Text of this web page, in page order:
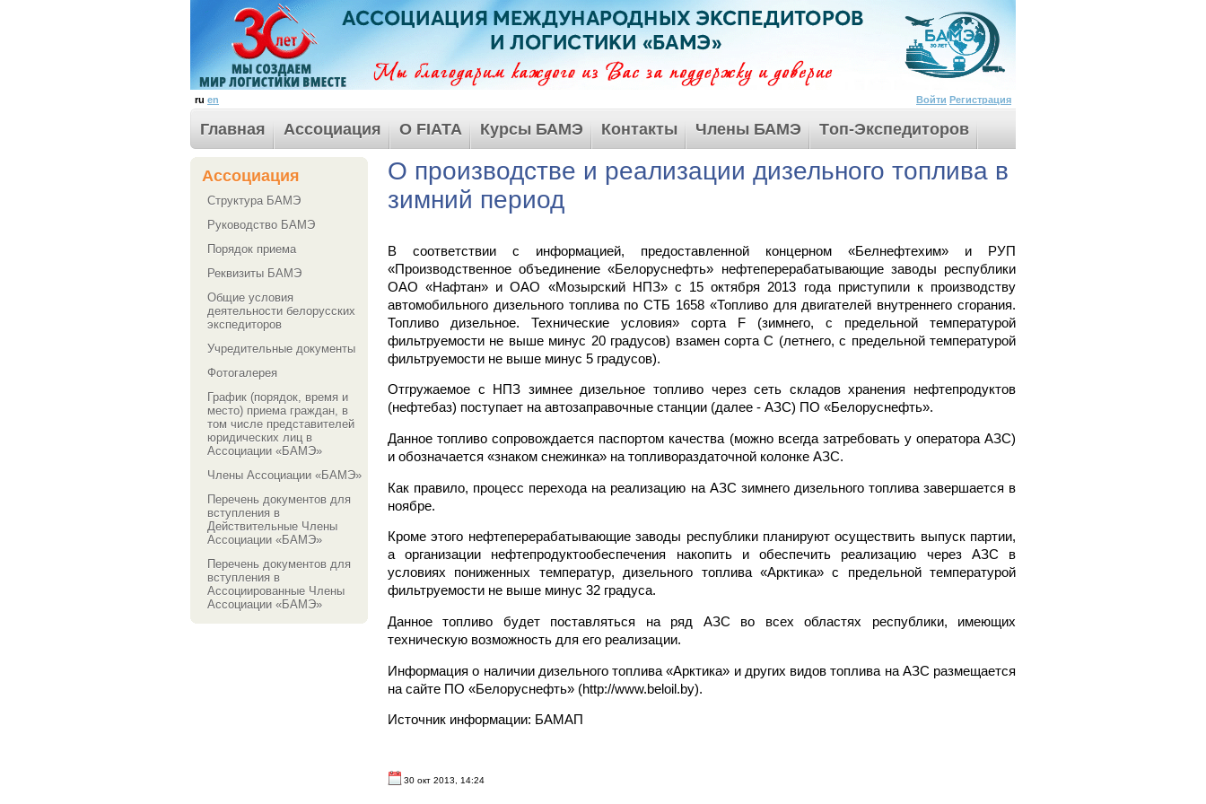
ru en Войти Регистрация
Главная Ассоциация О FIATA Курсы БАМЭ Контакты Члены БАМЭ Tоп-Экспедиторов
Ассоциация
Структура БАМЭ
Руководство БАМЭ
Порядок приема
Реквизиты БАМЭ
Общие условия
деятельности белорусских
экспедиторов
Учредительные документы
Фотогалерея
График (порядок, время и
место) приема граждан, в
том числе представителей
юридических лиц в
Ассоциации «БАМЭ»
Члены Ассоциации «БАМЭ»
Перечень документов для
вступления в
Действительные Члены
Ассоциации «БАМЭ»
Перечень документов для
вступления в
Ассоциированные Члены
Ассоциации «БАМЭ»
О производстве и реализации дизельного топлива в
зимний период
В соответствии с информацией, предоставленной концерном «Белнефтехим» и РУП
«Производственное объединение «Белоруснефть» нефтеперерабатывающие заводы республики
ОАО «Нафтан» и ОАО «Мозырский НПЗ» с 15 октября 2013 года приступили к производству
автомобильного дизельного топлива по СТБ 1658 «Топливо для двигателей внутреннего сгорания.
Топливо дизельное. Технические условия» сорта F (зимнего, с предельной температурой
фильтруемости не выше минус 20 градусов) взамен сорта С (летнего, с предельной температурой
фильтруемости не выше минус 5 градусов).
Отгружаемое с НПЗ зимнее дизельное топливо через сеть складов хранения нефтепродуктов
(нефтебаз) поступает на автозаправочные станции (далее - АЗС) ПО «Белоруснефть».
Данное топливо сопровождается паспортом качества (можно всегда затребовать у оператора АЗС)
и обозначается «знаком снежинка» на топливораздаточной колонке АЗС.
Как правило, процесс перехода на реализацию на АЗС зимнего дизельного топлива завершается в
ноябре.
Кроме этого нефтеперерабатывающие заводы республики планируют осуществить выпуск партии,
а организации нефтепродуктообеспечения накопить и обеспечить реализацию через АЗС в
условиях пониженных температур, дизельного топлива «Арктика» с предельной температурой
фильтруемости не выше минус 32 градуса.
Данное топливо будет поставляться на ряд АЗС во всех областях республики, имеющих
техническую возможность для его реализации.
Информация о наличии дизельного топлива «Арктика» и других видов топлива на АЗС размещается
на сайте ПО «Белоруснефть» (http://www.beloil.by).
Источник информации: БАМАП
30 окт 2013, 14:24